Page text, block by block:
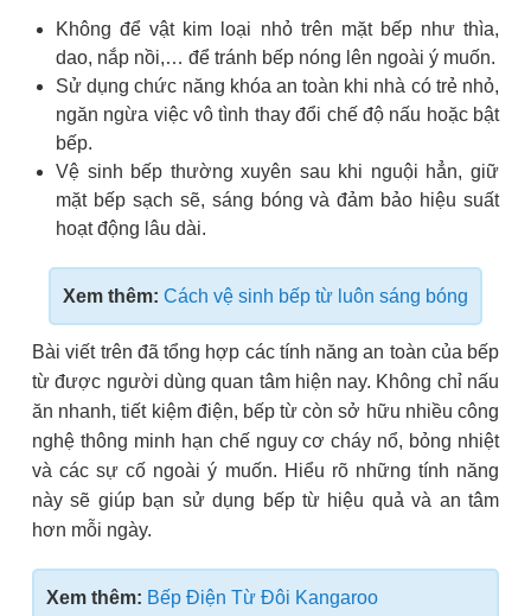
Không để vật kim loại nhỏ trên mặt bếp như thìa,
dao, nắp nồi,… để tránh bếp nóng lên ngoài ý muốn.
Sử dụng chức năng khóa an toàn khi nhà có trẻ nhỏ,
ngăn ngừa việc vô tình thay đổi chế độ nấu hoặc bật
bếp.
Vệ sinh bếp thường xuyên sau khi nguội hẳn, giữ
mặt bếp sạch sẽ, sáng bóng và đảm bảo hiệu suất
hoạt động lâu dài.
Xem thêm: Cách vệ sinh bếp từ luôn sáng bóng
Bài viết trên đã tổng hợp các tính năng an toàn của bếp
từ được người dùng quan tâm hiện nay. Không chỉ nấu
ăn nhanh, tiết kiệm điện, bếp từ còn sở hữu nhiều công
nghệ thông minh hạn chế nguy cơ cháy nổ, bỏng nhiệt
và các sự cố ngoài ý muốn. Hiểu rõ những tính năng
này sẽ giúp bạn sử dụng bếp từ hiệu quả và an tâm
hơn mỗi ngày.
Xem thêm: Bếp Điện Từ Đôi Kangaroo